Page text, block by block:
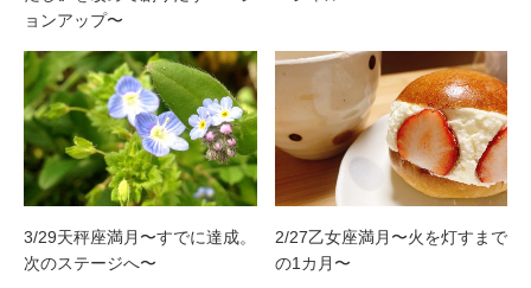
ョンアップ〜
3/29天秤座満月〜すでに達成。
次のステージへ〜
2/27乙女座満月〜火を灯すまで
の1カ月〜